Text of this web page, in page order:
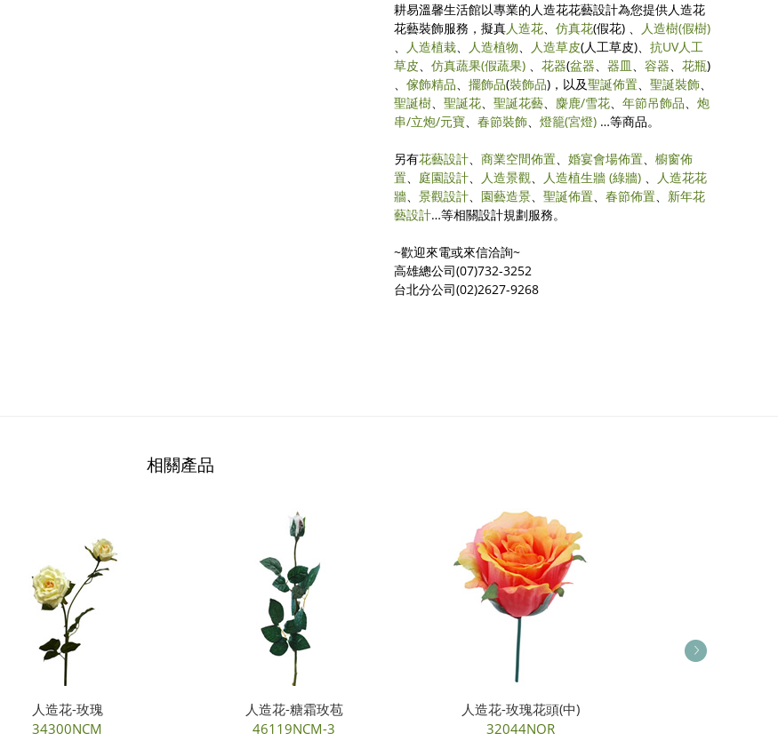
耕易溫馨生活館以專業的人造花花藝設計為您提供人造花
花藝裝飾服務，擬真人造花、 仿真花(假花) 、 人造樹(假樹)
、
人造植栽、 人造植物、 人造草皮(人工草皮)、 抗UV人工
草皮、 仿真蔬果(假蔬果) 、 花器(盆器、 器皿、 容器、 花瓶)
、 傢飾精品、 擺飾品(裝飾品)，以及聖誕佈置、 聖誕裝飾、
聖誕樹、 聖誕花、 聖誕花藝、 麋鹿/雪花、 年節吊飾品、 炮
串/立炮/元寶、 春節裝飾、 燈籠(宮燈) …等商品。
另有花藝設計、 商業空間佈置、 婚宴會場佈置、 櫥窗佈
置、 庭園設計、 人造景觀、 人造植生牆 (綠牆) 、
人造花花
牆、 景觀設計、 園藝造景、 聖誕佈置、 春節佈置、 新年花
藝設計…等相關設計規劃服務。
~歡迎來電或來信洽詢~
高雄總公司(07)732-3252
台北分公司(02)2627-9268
相關產品
人造花-玫瑰
34300NCM
人造花-糖霜玫苞
46119NCM-3
人造花-玫瑰花頭(中)
32044NOR